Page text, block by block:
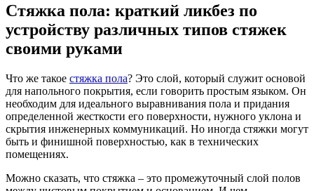
Стяжка пола: краткий ликбез по
устройству различных типов стяжек
своими руками
Что же такое стяжка пола? Это слой, который служит основой
для напольного покрытия, если говорить простым языком. Он
необходим для идеального выравнивания пола и придания
определенной жесткости его поверхности, нужного уклона и
скрытия инженерных коммуникаций. Но иногда стяжки могут
быть и финишной поверхностью, как в технических
помещениях.
Можно сказать, что стяжка – это промежуточный слой полов